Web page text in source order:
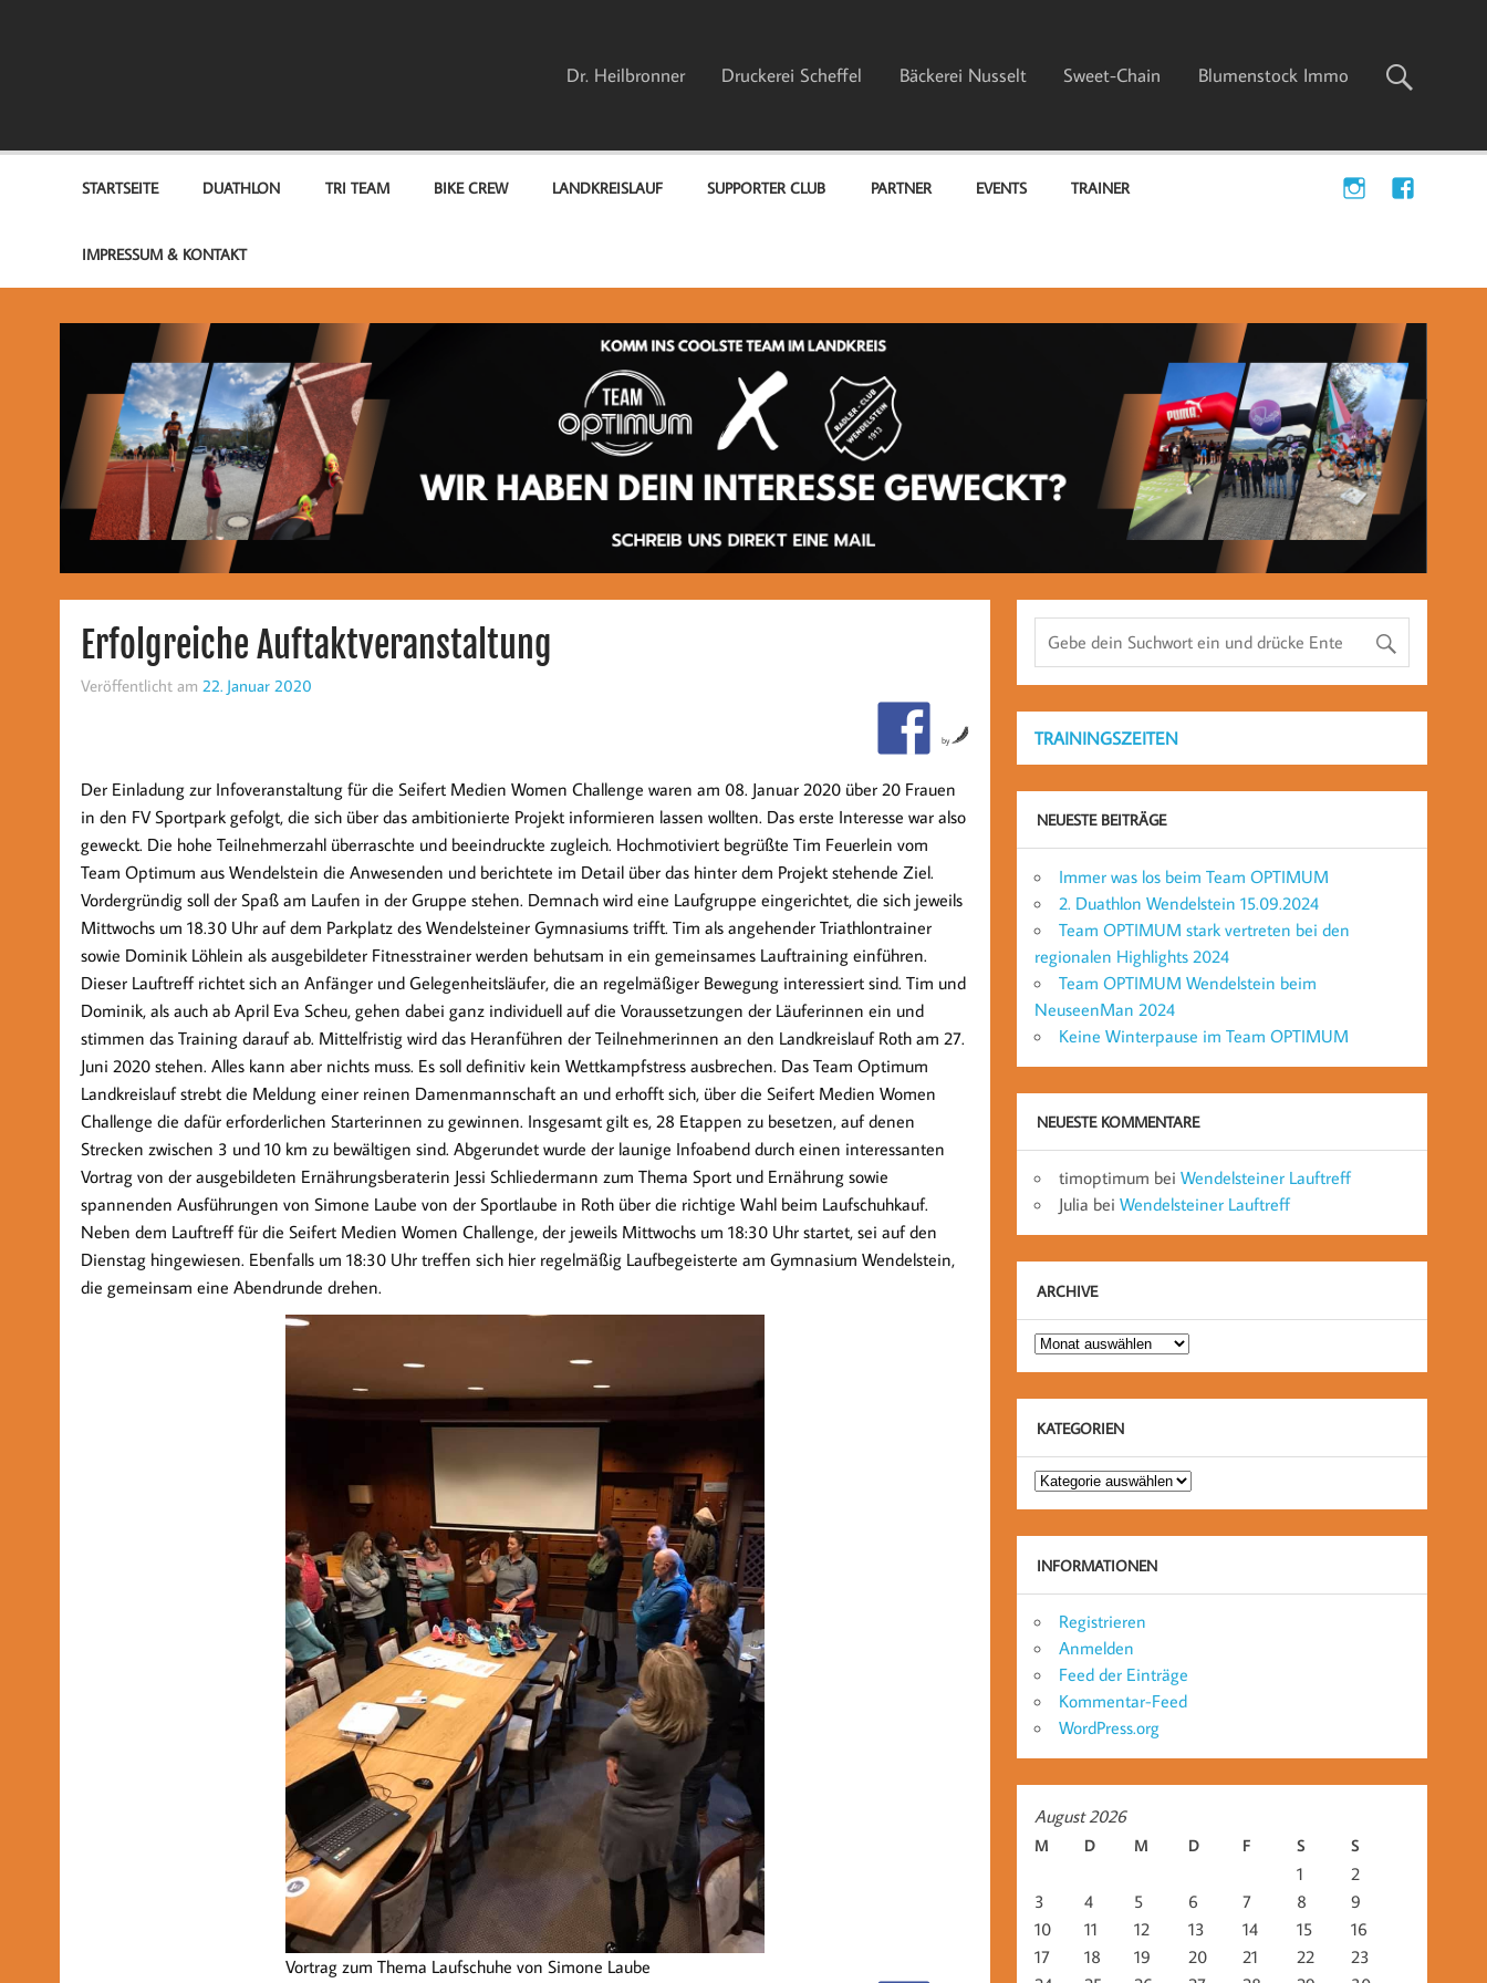
Dr. Heilbronner Druckerei Scheffel Bäckerei Nusselt Sweet-Chain Blumenstock Immo
STARTSEITE DUATHLON TRI TEAM BIKE CREW LANDKREISLAUF SUPPORTER CLUB PARTNER EVENTS TRAINER
IMPRESSUM & KONTAKT
Erfolgreiche Auftaktveranstaltung
Veröffentlicht am 22. Januar 2020
by
Der Einladung zur Infoveranstaltung für die Seifert Medien Women Challenge waren am 08. Januar 2020 über 20 Frauen
in den FV Sportpark gefolgt, die sich über das ambitionierte Projekt informieren lassen wollten. Das erste Interesse war also
geweckt. Die hohe Teilnehmerzahl überraschte und beeindruckte zugleich. Hochmotiviert begrüßte Tim Feuerlein vom
Team Optimum aus Wendelstein die Anwesenden und berichtete im Detail über das hinter dem Projekt stehende Ziel.
Vordergründig soll der Spaß am Laufen in der Gruppe stehen. Demnach wird eine Laufgruppe eingerichtet, die sich jeweils
Mittwochs um 18.30 Uhr auf dem Parkplatz des Wendelsteiner Gymnasiums trifft. Tim als angehender Triathlontrainer
sowie Dominik Löhlein als ausgebildeter Fitnesstrainer werden behutsam in ein gemeinsames Lauftraining einführen.
Dieser Lauftreff richtet sich an Anfänger und Gelegenheitsläufer, die an regelmäßiger Bewegung interessiert sind. Tim und
Dominik, als auch ab April Eva Scheu, gehen dabei ganz individuell auf die Voraussetzungen der Läuferinnen ein und
stimmen das Training darauf ab. Mittelfristig wird das Heranführen der Teilnehmerinnen an den Landkreislauf Roth am 27.
Juni 2020 stehen. Alles kann aber nichts muss. Es soll definitiv kein Wettkampfstress ausbrechen. Das Team Optimum
Landkreislauf strebt die Meldung einer reinen Damenmannschaft an und erhofft sich, über die Seifert Medien Women
Challenge die dafür erforderlichen Starterinnen zu gewinnen. Insgesamt gilt es, 28 Etappen zu besetzen, auf denen
Strecken zwischen 3 und 10 km zu bewältigen sind. Abgerundet wurde der launige Infoabend durch einen interessanten
Vortrag von der ausgebildeten Ernährungsberaterin Jessi Schliedermann zum Thema Sport und Ernährung sowie
spannenden Ausführungen von Simone Laube von der Sportlaube in Roth über die richtige Wahl beim Laufschuhkauf.
Neben dem Lauftreff für die Seifert Medien Women Challenge, der jeweils Mittwochs um 18:30 Uhr startet, sei auf den
Dienstag hingewiesen. Ebenfalls um 18:30 Uhr treffen sich hier regelmäßig Laufbegeisterte am Gymnasium Wendelstein,
die gemeinsam eine Abendrunde drehen.
Vortrag zum Thema Laufschuhe von Simone Laube
TRAININGSZEITEN
NEUESTE BEITRÄGE
Immer was los beim Team OPTIMUM
2. Duathlon Wendelstein 15.09.2024
Team OPTIMUM stark vertreten bei den
regionalen Highlights 2024
Team OPTIMUM Wendelstein beim
NeuseenMan 2024
Keine Winterpause im Team OPTIMUM
NEUESTE KOMMENTARE
timoptimum beiWendelsteiner Lauftreff
Julia beiWendelsteiner Lauftreff
ARCHIVE
Archive
KATEGORIEN
Kategorien
INFORMATIONEN
Registrieren
Anmelden
Feed der Einträge
Kommentar-Feed
WordPress.org
August 2026
M D M D F S S
1
2
3
4 5 6 7 8
9
10
11 12 13 14 15
16
17
18 19 20 21 22
23